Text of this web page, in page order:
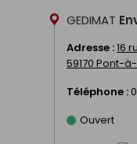
GEDIMAT
Adresse :16
59170 Pont-
Téléphone :
Ouvert